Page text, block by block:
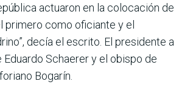
actuaron en la colocación de
primero como oficiante y el
decía el escrito. El presidente a
Schaerer y el obispo de
Bogarín.